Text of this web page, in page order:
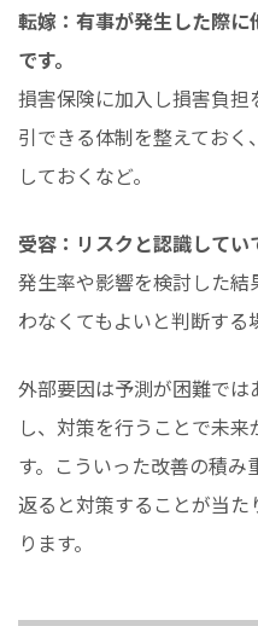
転嫁：有事が発生した際
です。
損害保険に加入し損害負
引できる体制を整えてお
しておくなど。
受容：リスクと認識してい
発生率や影響を検討した
わなくてもよいと判断する
外部要因は予測が困難で
し、対策を行うことで未
す。こういった改善の積み
返ると対策することが当
ります。